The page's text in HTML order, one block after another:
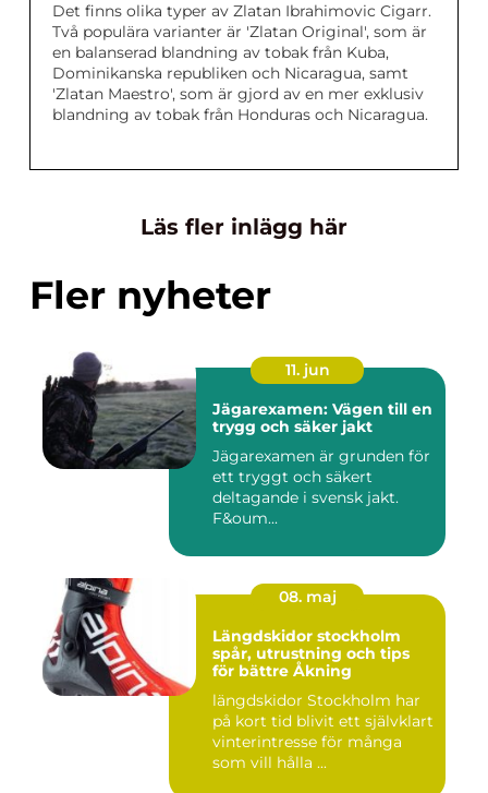
Det finns olika typer av Zlatan Ibrahimovic Cigarr.
Två populära varianter är 'Zlatan Original', som är
en balanserad blandning av tobak från Kuba,
Dominikanska republiken och Nicaragua, samt
'Zlatan Maestro', som är gjord av en mer exklusiv
blandning av tobak från Honduras och Nicaragua.
Läs fler inlägg här
Fler nyheter
11. jun
Jägarexamen: Vägen till en
trygg och säker jakt
Jägarexamen är grunden för
ett tryggt och säkert
deltagande i svensk jakt.
F&oum...
08. maj
Längdskidor stockholm
spår, utrustning och tips
för bättre Åkning
längdskidor Stockholm har
på kort tid blivit ett självklart
vinterintresse för många
som vill hålla ...